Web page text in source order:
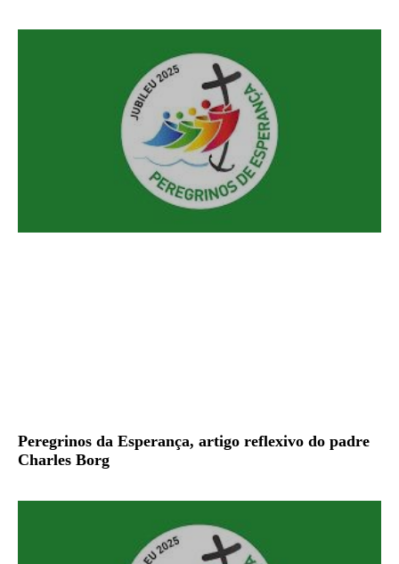
Peregrinos da Esperança, artigo reflexivo do padre
Charles Borg